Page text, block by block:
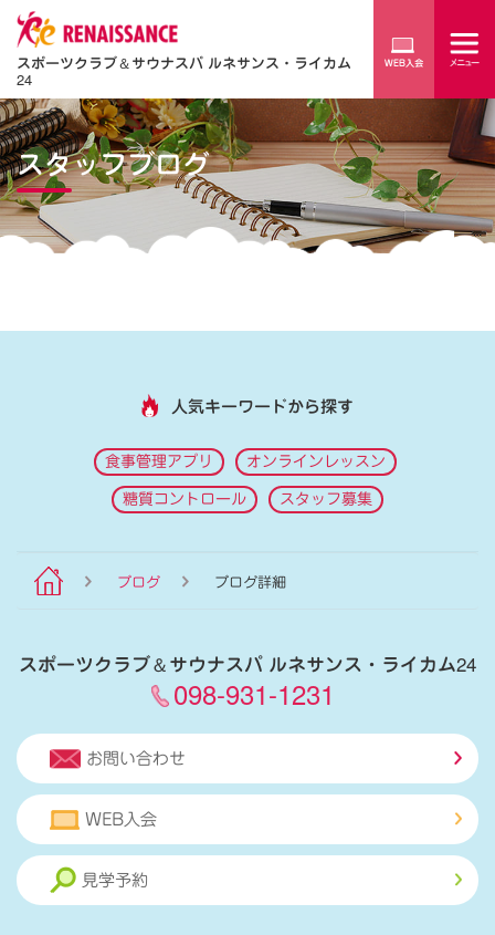
スポーツクラブ＆サウナスパ ルネサンス・ライカム
24
スタッフブログ
人気キーワードから探す
食事管理アプリ オンラインレッスン
糖質コントロール スタッフ募集
ブログ ブログ詳細
スポーツクラブ＆サウナスパ ルネサンス・ライカム24
098-931-1231
お問い合わせ
WEB入会
見学予約